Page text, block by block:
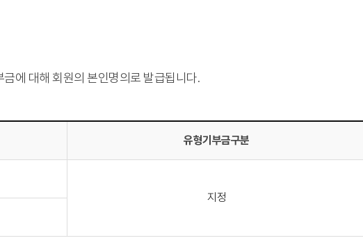
에 대해 회원의 본인명의로 발급됩니다.
유형기부금구분
지정